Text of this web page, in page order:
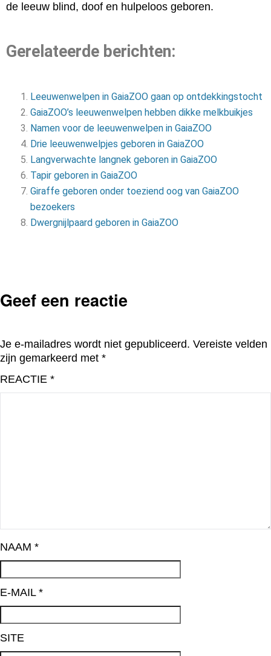
de leeuw blind, doof en hulpeloos geboren.
Gerelateerde berichten:
Leeuwenwelpen in GaiaZOO gaan op ontdekkingstocht
GaiaZOO’s leeuwenwelpen hebben dikke melkbuikjes
Namen voor de leeuwenwelpen in GaiaZOO
Drie leeuwenwelpjes geboren in GaiaZOO
Langverwachte langnek geboren in GaiaZOO
Tapir geboren in GaiaZOO
Giraffe geboren onder toeziend oog van GaiaZOO
bezoekers
Dwergnijlpaard geboren in GaiaZOO
Geef een reactie
Je e-mailadres wordt niet gepubliceerd. Vereiste velden
zijn gemarkeerd met *
REACTIE *
NAAM *
E-MAIL *
SITE